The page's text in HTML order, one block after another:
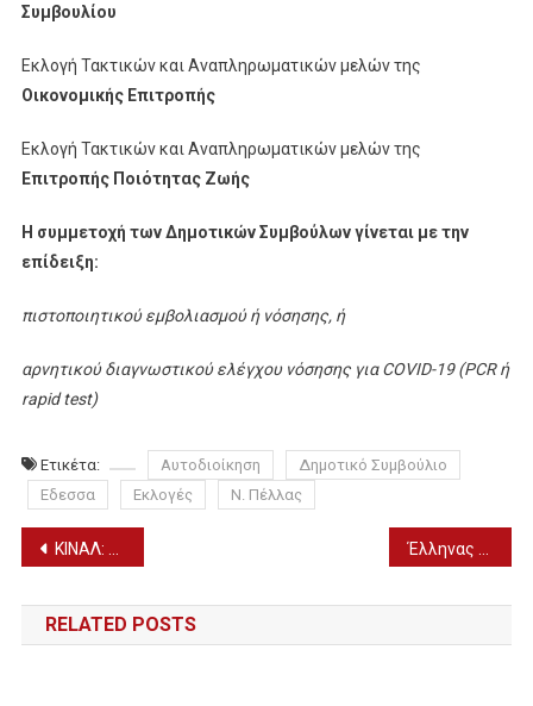
Συμβουλίου
Εκλογή Τακτικών και Αναπληρωματικών μελών της
Οικονομικής Επιτροπής
Εκλογή Τακτικών και Αναπληρωματικών μελών της
Επιτροπής Ποιότητας Ζωής
Η συμμετοχή των Δημοτικών Συμβούλων γίνεται με την
επίδειξη:
πιστοποιητικού εμβολιασμού ή νόσησης, ή
αρνητικού διαγνωστικού ελέγχου νόσησης για COVID-19 (PCR ή
rapid test)
Ετικέτα: Αυτοδιοίκηση
Δημοτικό Συμβούλιο
Εδεσσα
Εκλογές Ν. Πέλλας
Πλοήγηση
άρθρων
ΚΙΝΑΛ: «Να μπει τέλος στις ουρές για rapid test & να οριστούν ανώτατες τιμές»
RELATED POSTS